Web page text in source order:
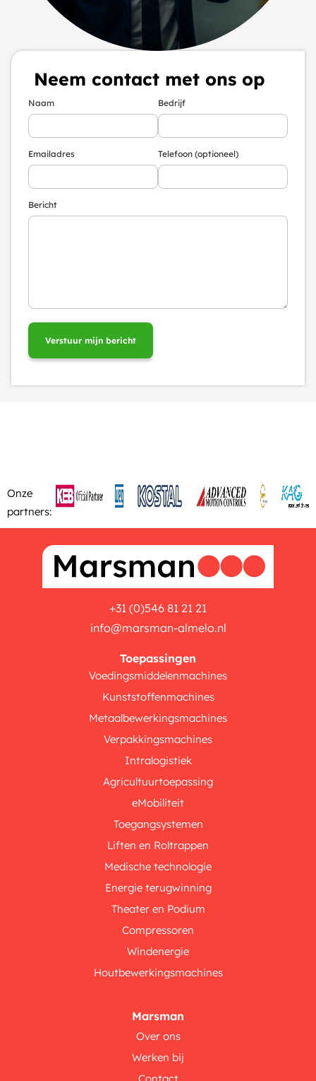
Neem contact met ons op
Naam Bedrijf
Emailadres Telefoon (optioneel)
Bericht
Onze
partners:
+31 (0)546 81 21 21
info@marsman-almelo.nl
Toepassingen
Voedingsmiddelenmachines
Kunststoffenmachines
Metaalbewerkingsmachines
Verpakkingsmachines
Intralogistiek
Agricultuurtoepassing
eMobiliteit
Toegangsystemen
Liften en Roltrappen
Medische technologie
Energie terugwinning
Theater en Podium
Compressoren
Windenergie
Houtbewerkingsmachines
Marsman
Over ons
Werken bij